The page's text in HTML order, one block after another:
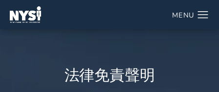
法律免責聲明